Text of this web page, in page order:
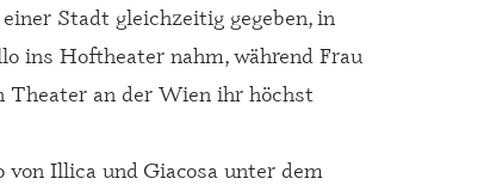
Stadt gleichzeitig gegeben, in
ins Hoftheater nahm, während Frau
an der Wien ihr höchst
Illica und Giacosa unter dem